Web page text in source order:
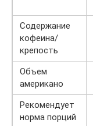
Содержание
кофеина/
крепость
Объем
американо
Рекомендует
норма порций